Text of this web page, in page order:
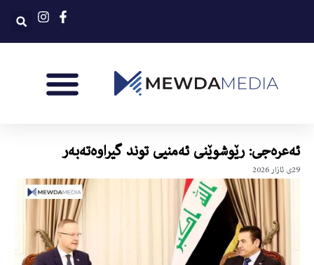
ئه‌عره‌جى: رێوشوێنى ئه‌منیی توند گیراوه‌ته‌به‌ر
29ی ئازار 2026